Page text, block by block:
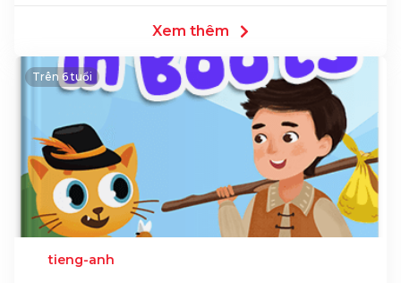
Xem thêm
Trên 6 tuổi
tieng-anh